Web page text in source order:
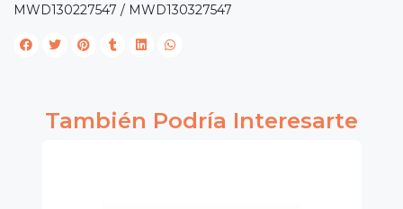
MWD130227547 / MWD130327547
También Podría Interesarte